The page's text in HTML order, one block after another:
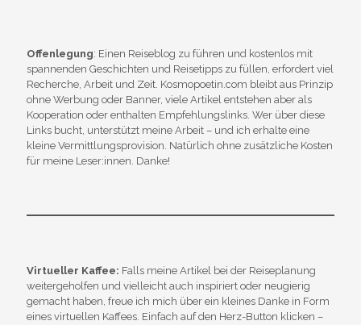
Offenlegung: Einen Reiseblog zu führen und kostenlos mit
spannenden Geschichten und Reisetipps zu füllen, erfordert viel
Recherche, Arbeit und Zeit. Kosmopoetin.com bleibt aus Prinzip
ohne Werbung oder Banner, viele Artikel entstehen aber als
Kooperation oder enthalten Empfehlungslinks. Wer über diese
Links bucht, unterstützt meine Arbeit – und ich erhalte eine
kleine Vermittlungsprovision. Natürlich ohne zusätzliche Kosten
für meine Leser:innen. Danke!
Virtueller Kaffee: Falls meine Artikel bei der Reiseplanung
weitergeholfen und vielleicht auch inspiriert oder neugierig
gemacht haben, freue ich mich über ein kleines Danke in Form
eines virtuellen Kaffees. Einfach auf den Herz-Button klicken –